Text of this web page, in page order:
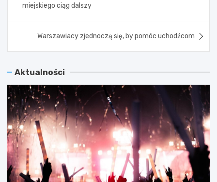
miejskiego ciąg dalszy
Warszawiacy zjednoczą się, by pomóc uchodźcom
Aktualności